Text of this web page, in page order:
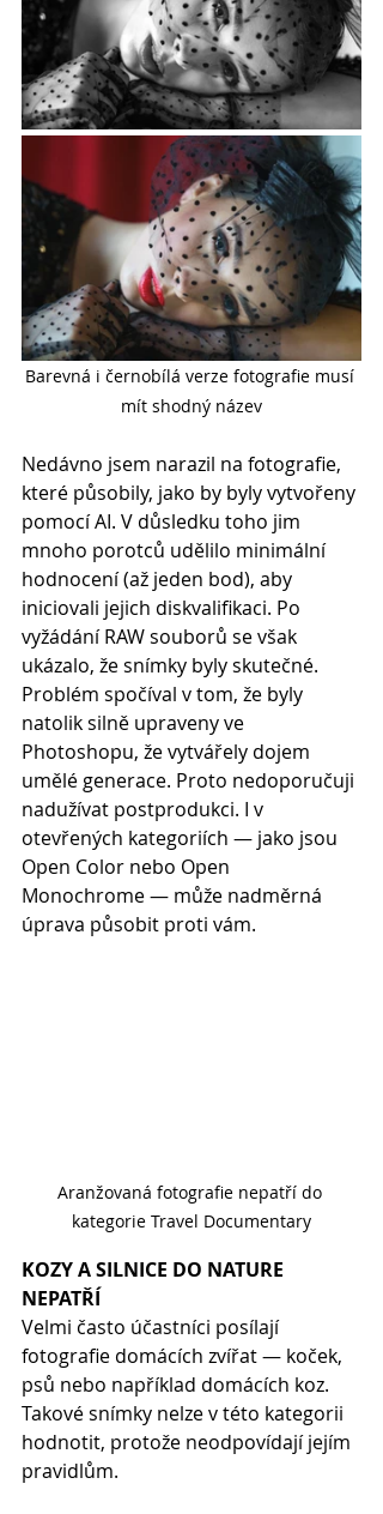
Barevná i černobílá verze fotografie musí
mít shodný název
Nedávno jsem narazil na fotografie,
které působily, jako by byly vytvořeny
pomocí AI. V důsledku toho jim
mnoho porotců udělilo minimální
hodnocení (až jeden bod), aby
iniciovali jejich diskvalifikaci. Po
vyžádání RAW souborů se však
ukázalo, že snímky byly skutečné.
Problém spočíval v tom, že byly
natolik silně upraveny ve
Photoshopu, že vytvářely dojem
umělé generace. Proto nedoporučuji
nadužívat postprodukci. I v
otevřených kategoriích — jako jsou
Open Color nebo Open
Monochrome — může nadměrná
úprava působit proti vám.
Aranžovaná fotografie nepatří do
kategorie Travel Documentary
KOZY A SILNICE DO NATURE
NEPATŘÍ
Velmi často účastníci posílají
fotografie domácích zvířat — koček,
psů nebo například domácích koz.
Takové snímky nelze v této kategorii
hodnotit, protože neodpovídají jejím
pravidlům.